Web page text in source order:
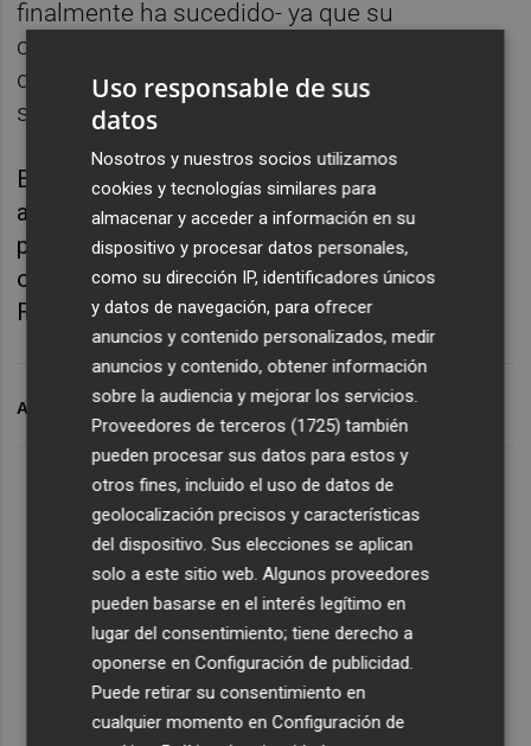
finalmente ha sucedido- ya que su
calendario este año ha ido torneo a torneo y
depende sobre todo de sus sensaciones y
su estado físico en cada competencia.
Es el segundo año consecutivo que Nadal no
acude al Abierto de EE.UU. Su última
participación fue en 2022, donde cayó en
octavos de final ante el estadounidense
Frances Tiafoe.
ARCHIVADO EN RAFA NADAL
Uso responsable de sus
datos
Nosotros y nuestros socios utilizamos
cookies y tecnologías similares para
almacenar y acceder a información en su
dispositivo y procesar datos personales,
como su dirección IP, identificadores únicos
y datos de navegación, para ofrecer
anuncios y contenido personalizados, medir
anuncios y contenido, obtener información
sobre la audiencia y mejorar los servicios.
Proveedores de terceros (1725) también
pueden procesar sus datos para estos y
otros fines, incluido el uso de datos de
geolocalización precisos y características
del dispositivo. Sus elecciones se aplican
solo a este sitio web. Algunos proveedores
pueden basarse en el interés legítimo en
lugar del consentimiento; tiene derecho a
oponerse enConfiguración de publicidad
Puede retirar su consentimiento en
cualquier momento enConfiguración de